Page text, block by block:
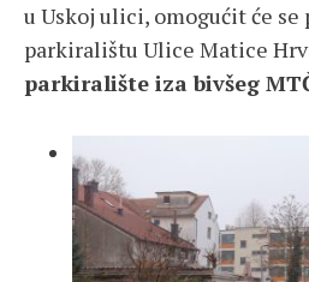
u Uskoj ulici, omogućit će
parkiralištu Ulice Matice
parkiralište iza bivšeg